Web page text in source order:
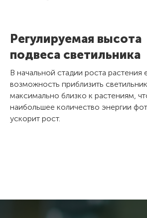
Регулируемая высота
подвеса светильника
В начальной стадии роста растения
возможность приблизить светильник
максимально близко к растениям,
наибольшее количество энергии
ускорит рост.